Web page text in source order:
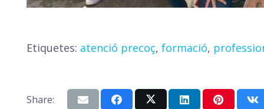
Etiquetes: atenció precoç, formació,
Share: